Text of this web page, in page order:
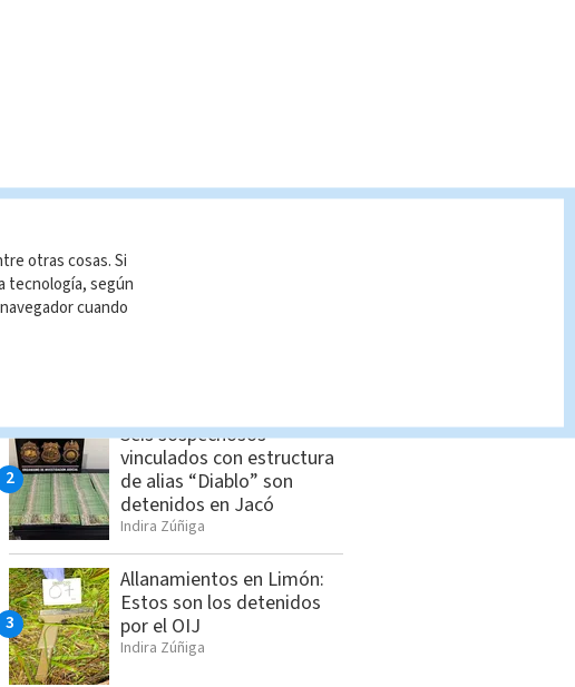
Dólar en Costa Rica: Tipo
de cambio para este
Seis sospechosos
vinculados con estructura
de alias “Diablo” son
detenidos en Jacó
Indira Zúñiga
Allanamientos en Limón:
Estos son los detenidos
por el OIJ
Indira Zúñiga
otras cosas. Si
tecnología, según
cuando